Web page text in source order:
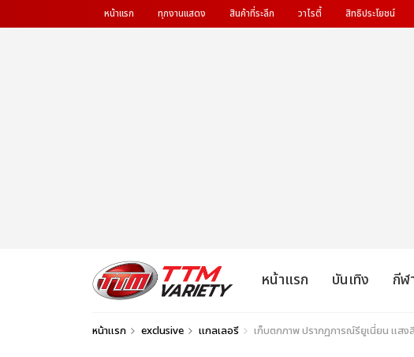
หน้าแรก ทุกงานแสดง สินค้าที่ระลึก วาไรตี้ สิทธิประโยชน์
หน้าแรก บันเทิง กีฬ
หน้าแรก exclusive แกลเลอรี เก็บตกภาพ ปรากฏการณ์รียูเนี่ยน แสงสี